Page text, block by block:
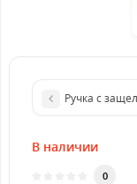
Ручка с
В наличии
0